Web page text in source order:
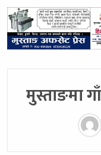
मुस्ताङमा